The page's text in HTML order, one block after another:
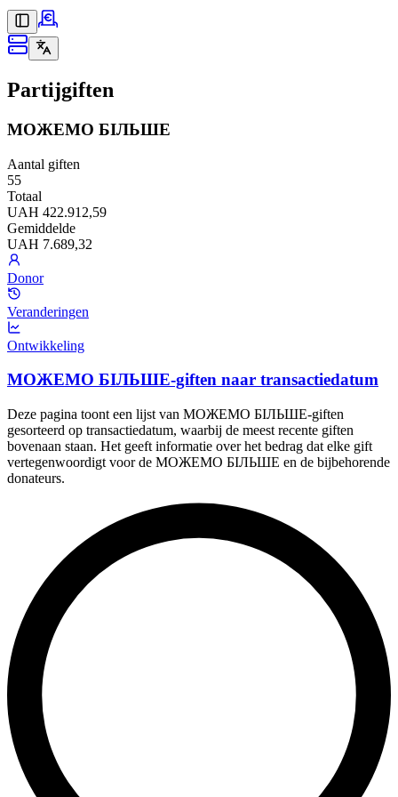
Partijgiften
МОЖЕМО БІЛЬШЕ
Aantal giften
55
Totaal
UAH 422.912,59
Gemiddelde
UAH 7.689,32
Donor
Veranderingen
Ontwikkeling
МОЖЕМО БІЛЬШЕ-giften naar transactiedatum
Deze pagina toont een lijst van МОЖЕМО БІЛЬШЕ-giften
gesorteerd op transactiedatum, waarbij de meest recente giften
bovenaan staan. Het geeft informatie over het bedrag dat elke gift
vertegenwoordigt voor de МОЖЕМО БІЛЬШЕ en de bijbehorende
donateurs.